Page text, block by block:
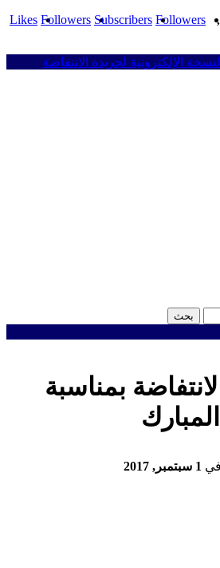
Likes Followers Subscribers Followers
بمناسبة
في 1 سبتمبر, 2017